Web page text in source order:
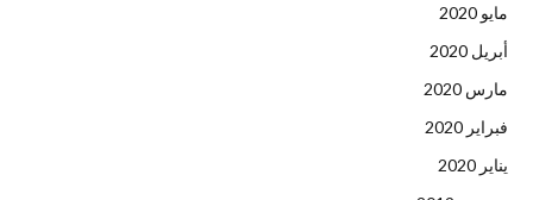
مايو 2020
أبريل 2020
مارس 2020
فبراير 2020
يناير 2020